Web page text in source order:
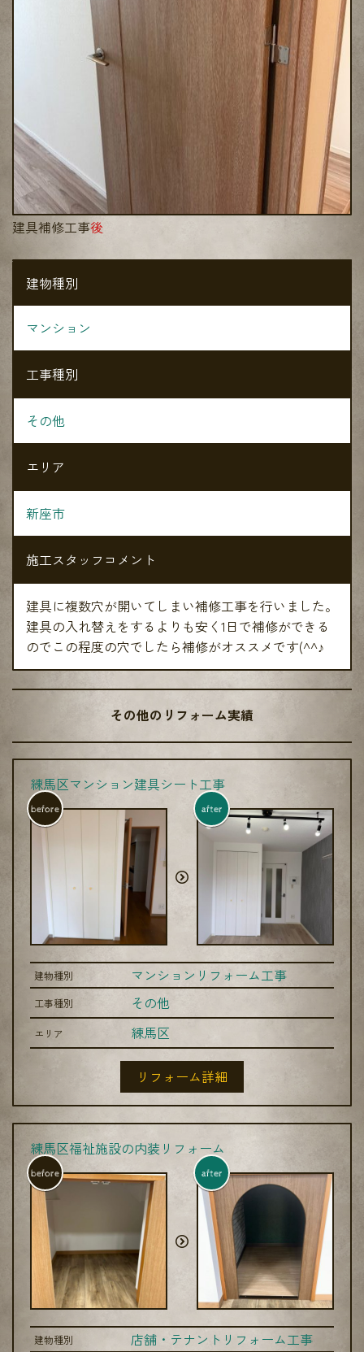
建具補修工事後
建物種別
マンション
工事種別
その他
エリア
新座市
施工スタッフコメント
建具に複数穴が開いてしまい補修工事を行いました。
建具の入れ替えをするよりも安く1日で補修ができる
のでこの程度の穴でしたら補修がオススメです(^^♪
その他のリフォーム実績
練馬区マンション建具シート工事
before after
建物種別 マンションリフォーム工事
工事種別 その他
エリア 練馬区
リフォーム詳細
練馬区福祉施設の内装リフォーム
before after
建物種別 店舗・テナントリフォーム工事